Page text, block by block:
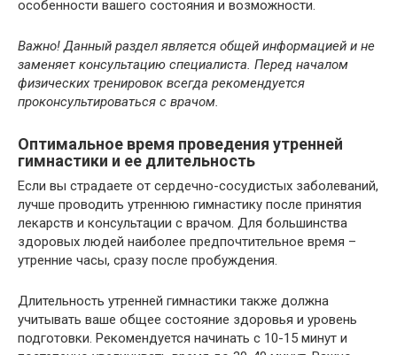
особенности вашего состояния и возможности.
Важно! Данный раздел является общей информацией и не
заменяет консультацию специалиста. Перед началом
физических тренировок всегда рекомендуется
проконсультироваться с врачом.
Оптимальное время проведения утренней
гимнастики и ее длительность
Если вы страдаете от сердечно-сосудистых заболеваний,
лучше проводить утреннюю гимнастику после принятия
лекарств и консультации с врачом. Для большинства
здоровых людей наиболее предпочтительное время –
утренние часы, сразу после пробуждения.
Длительность утренней гимнастики также должна
учитывать ваше общее состояние здоровья и уровень
подготовки. Рекомендуется начинать с 10-15 минут и